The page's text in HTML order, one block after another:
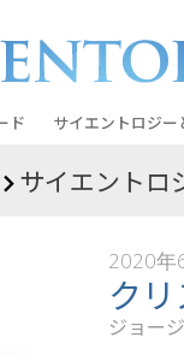
ド サイエントロジー
信条と実践
サイエントロジ
ントロジー
サイエントロジ
サイエントロ
2020年
ク
ジョー